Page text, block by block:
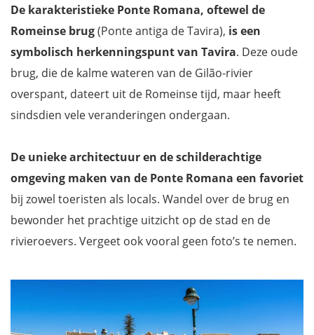
De karakteristieke Ponte Romana, oftewel de
Romeinse brug(Ponte antiga de Tavira), is een
symbolisch herkenningspunt van Tavira. Deze oude
brug, die de kalme wateren van de Gilão-rivier
overspant, dateert uit de Romeinse tijd, maar heeft
sindsdien vele veranderingen ondergaan.
De unieke architectuur en de schilderachtige
omgeving maken van de Ponte Romana een favoriet
bij zowel toeristen als locals. Wandel over de brug en
bewonder het prachtige uitzicht op de stad en de
rivieroevers. Vergeet ook vooral geen foto’s te nemen.